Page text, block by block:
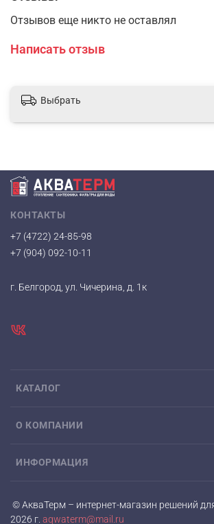
Отзывов еще никто не оставлял
Написать отзыв
Выбрать
КАТАЛОГ
О КОМПАНИИ
ИНФОРМАЦИЯ
КОНТАКТЫ
+7 (4722) 24-85-98
+7 (904) 092-10-11
г. Белгород, ул. Чичерина, д. 1к
© АкваТерм – интернет-магазин решений
2026 г. aqwaterm@mail.ru